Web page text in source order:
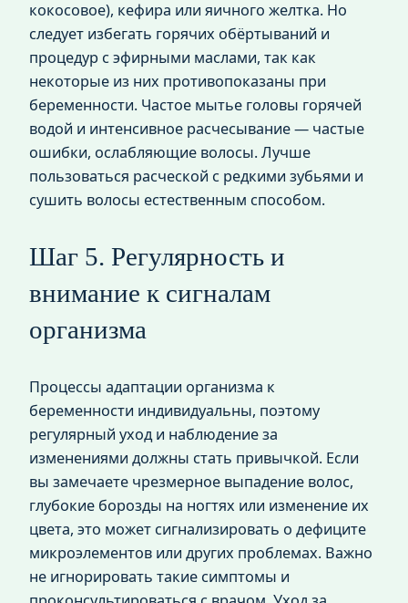
кокосовое), кефира или яичного желтка. Но
следует избегать горячих обёртываний и
процедур с эфирными маслами, так как
некоторые из них противопоказаны при
беременности. Частое мытье головы горячей
водой и интенсивное расчесывание — частые
ошибки, ослабляющие волосы. Лучше
пользоваться расческой с редкими зубьями и
сушить волосы естественным способом.
Шаг 5. Регулярность и
внимание к сигналам
организма
Процессы адаптации организма к
беременности индивидуальны, поэтому
регулярный уход и наблюдение за
изменениями должны стать привычкой. Если
вы замечаете чрезмерное выпадение волос,
глубокие борозды на ногтях или изменение их
цвета, это может сигнализировать о дефиците
микроэлементов или других проблемах. Важно
не игнорировать такие симптомы и